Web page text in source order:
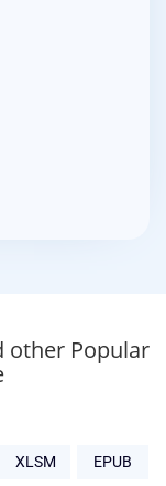
other Popular
XLSM EPUB